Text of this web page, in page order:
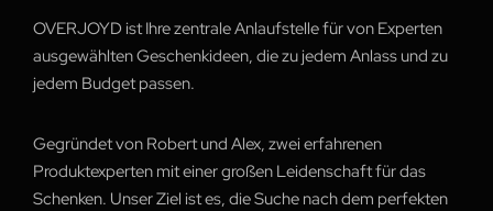
OVERJOYD ist Ihre zentrale Anlaufstelle für von Experten
ausgewählten Geschenkideen, die zu jedem Anlass und zu
jedem Budget passen.
Gegründet von Robert und Alex, zwei erfahrenen
Produktexperten mit einer großen Leidenschaft für das
Schenken. Unser Ziel ist es, die Suche nach dem perfekten